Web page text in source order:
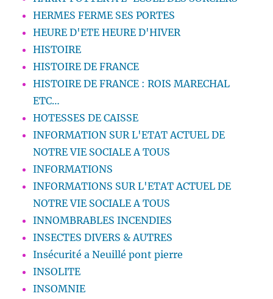
HERMES FERME SES PORTES
HEURE D'ETE HEURE D'HIVER
HISTOIRE
HISTOIRE DE FRANCE
HISTOIRE DE FRANCE : ROIS MARECHAL
ETC…
HOTESSES DE CAISSE
INFORMATION SUR L'ETAT ACTUEL DE
NOTRE VIE SOCIALE A TOUS
INFORMATIONS
INFORMATIONS SUR L'ETAT ACTUEL DE
NOTRE VIE SOCIALE A TOUS
INNOMBRABLES INCENDIES
INSECTES DIVERS & AUTRES
Insécurité a Neuillé pont pierre
INSOLITE
INSOMNIE